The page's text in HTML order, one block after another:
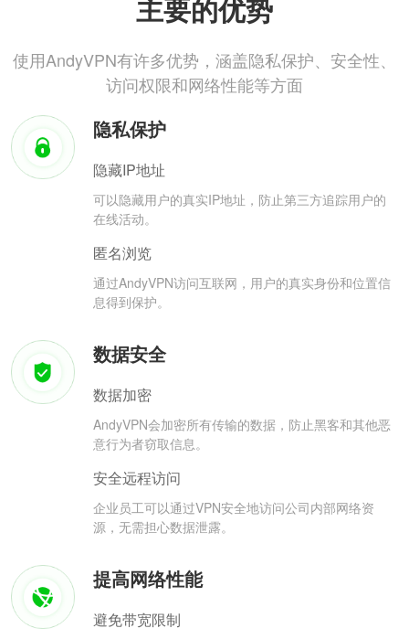
主要的优势
使用AndyVPN有许多优势，涵盖隐私保护、安全性、
访问权限和网络性能等方面
隐私保护
隐藏IP地址
可以隐藏用户的真实IP地址，防止第三方追踪用户的
在线活动。
匿名浏览
通过AndyVPN访问互联网，用户的真实身份和位置信
息得到保护。
数据安全
数据加密
AndyVPN会加密所有传输的数据，防止黑客和其他恶
意行为者窃取信息。
安全远程访问
企业员工可以通过VPN安全地访问公司内部网络资
源，无需担心数据泄露。
提高网络性能
避免带宽限制